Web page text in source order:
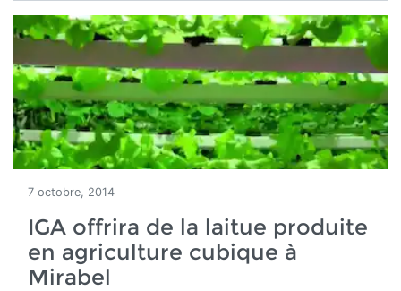
7 octobre, 2014
IGA offrira de la laitue produite
en agriculture cubique à
Mirabel